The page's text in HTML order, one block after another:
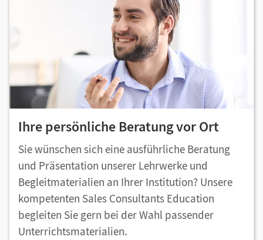
Ihre persönliche Beratung vor Ort
Sie wünschen sich eine ausführliche Beratung
und Präsentation unserer Lehrwerke und
Begleitmaterialien an Ihrer Institution? Unsere
kompetenten Sales Consultants Education
begleiten Sie gern bei der Wahl passender
Unterrichtsmaterialien.